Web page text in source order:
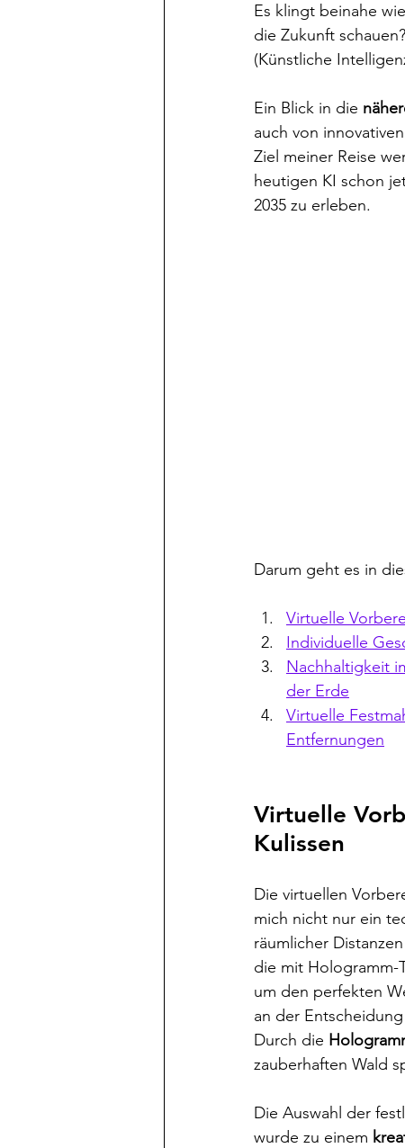
Es klingt beinahe
die Zukunft
(Künstliche
Ein Blick in die
auch von
Ziel meiner Reise
heutigen KI schon
2035 zu erleben.
Darum geht es in
Virtuelle
Individuelle
Nachhaltigkeit
der Erde
Virtuelle
Entfernungen
Virtuelle
Kulissen
Die virtuellen
mich nicht nur ein
räumlicher
die mit Hologramm-
um den perfekten
an der
Durch die
zauberhaften Wald
Die Auswahl der
wurde zu einem